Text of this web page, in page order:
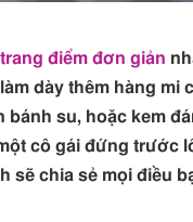
trang điểm đơn giản
dày thêm hàng mi
bánh su, hoặc kem
cô gái đứng trước
sẽ chia sẻ mọi điều